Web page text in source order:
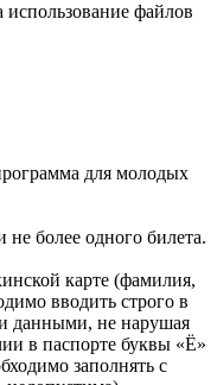
использование файлов
для молодых
более одного билета.
карте (фамилия,
вводить строго в
данными, не нарушая
в паспорте буквы «Ё»
заполнять с